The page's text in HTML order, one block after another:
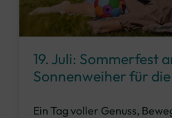
19. Juli: Sommerfest
Sonnenweiher für
Ein Tag voller Genuss,